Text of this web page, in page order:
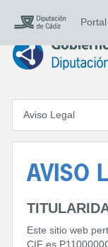
Aviso Legal
AVISO
Este sitio web
CIF es